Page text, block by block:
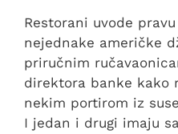
Restorani uvode
nejednake američke
priručnim
direktora banke kako
nekim portirom iz
I jedan i drugi imaju